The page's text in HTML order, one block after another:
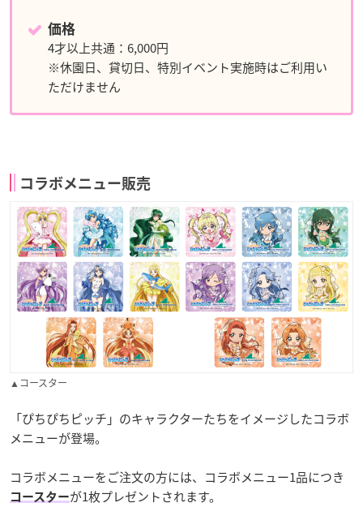
価格
4才以上共通：6,000円
※休園日、貸切日、特別イベント実施時はご利用い
ただけません
コラボメニュー販売
▲コースター
「ぴちぴちピッチ」のキャラクターたちをイメージしたコラボ
メニューが登場。
コラボメニューをご注文の方には、コラボメニュー1品につき
コースターが1枚プレゼントされます。